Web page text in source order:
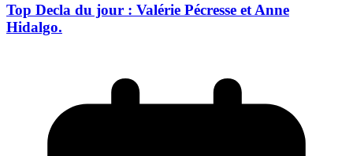
Top Decla du jour : Valérie Pécresse et Anne
Hidalgo.